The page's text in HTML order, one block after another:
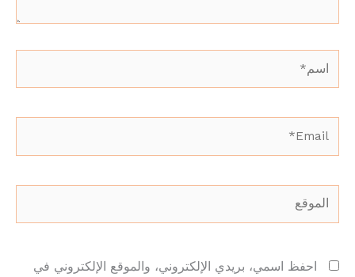
احفظ اسمي، بريدي الإلكتروني، والموقع الإلكتروني في